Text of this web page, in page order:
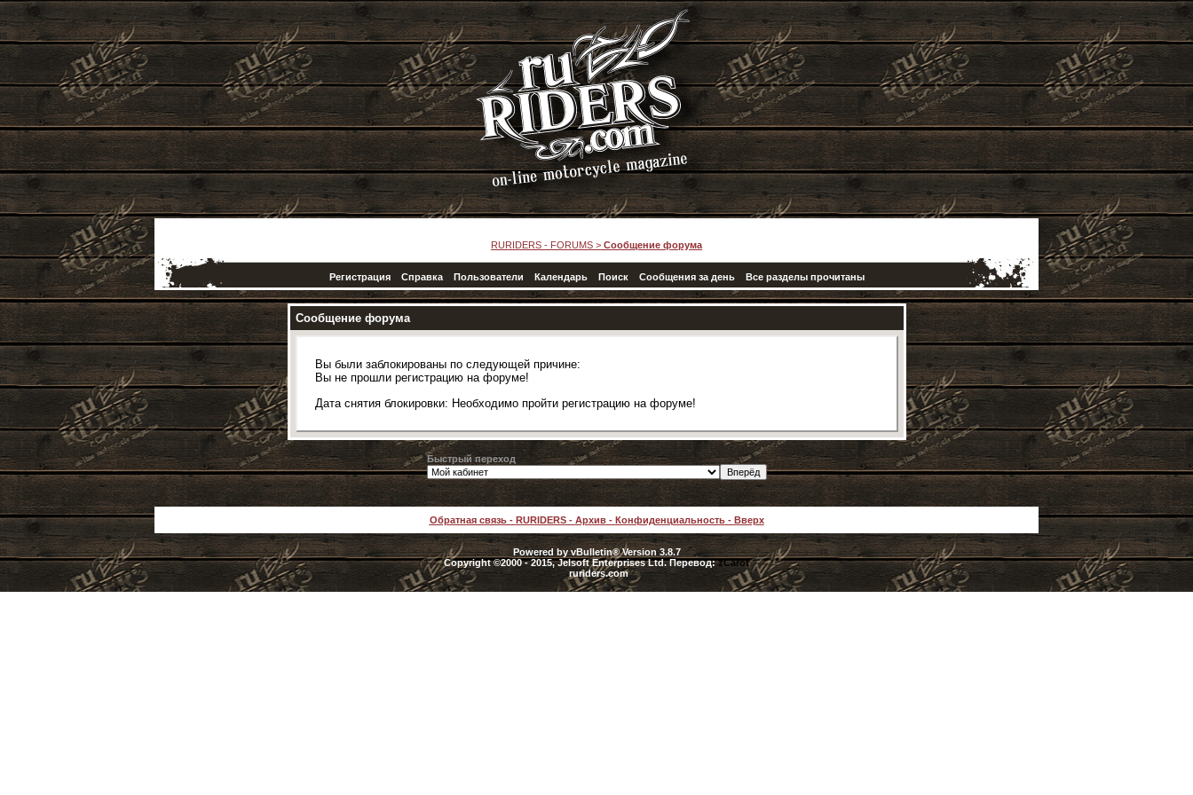
RURIDERS - FORUMS > Сообщение форума
Регистрация Справка Пользователи Календарь Поиск Сообщения за день Все разделы прочитаны
Сообщение форума
Вы были заблокированы по следующей причине:
Вы не прошли регистрацию на форуме!
Дата снятия блокировки: Необходимо пройти регистрацию на форуме!
Быстрый переход
Обратная связь- RURIDERS- Архив- Конфиденциальность- Вверх
Powered by vBulletin® Version 3.8.7
Copyright ©2000 - 2015, Jelsoft Enterprises Ltd. Перевод:zCarot
ruriders.com